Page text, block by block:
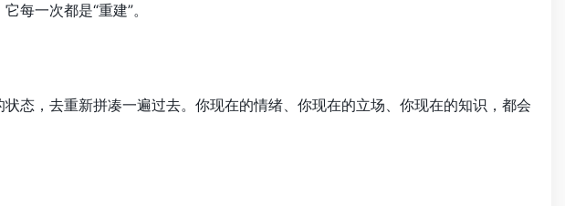
每一次都是“重建”。
态，去重新拼凑一遍过去。你现在的情绪、你现在的立场、你现在的知识，都会